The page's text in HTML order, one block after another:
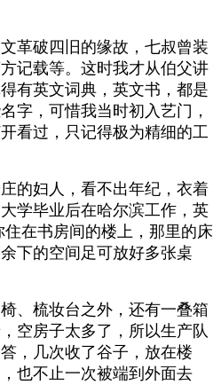
革破四旧的缘故，七叔曾装
记载等。这时我才从伯父讲
有英文词典，英文书，都是
字，可惜我当时初入艺门，
看过，只记得极为精细的工
的妇人，看不出年纪，衣着
学毕业后在哈尔滨工作，英
在书房间的楼上，那里的床
下的空间足可放好多张桌
、梳妆台之外，还有一叠箱
空房子太多了，所以生产队
，几次收了谷子，放在楼
也不止一次被端到外面去